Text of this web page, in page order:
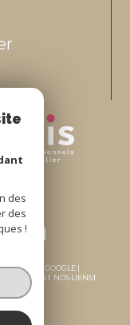
BY GOOGLE |
NOS LIENS
COOKIES
des
des
!